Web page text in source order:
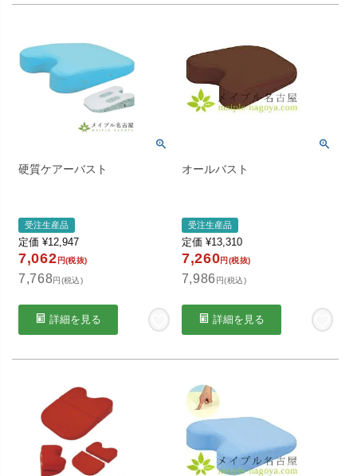
硬質ケアーバスト
受注生産品
定価 ¥12,947
7,062 円(税抜)
7,768円(税込)
詳細を見る
オールバスト
受注生産品
定価 ¥13,310
7,260円(税抜)
7,986 円(税込)
詳細を見る